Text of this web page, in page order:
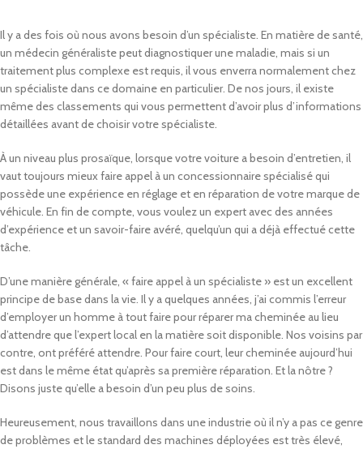
Il y a des fois où nous avons besoin d’un spécialiste. En matière de santé,
un médecin généraliste peut diagnostiquer une maladie, mais si un
traitement plus complexe est requis, il vous enverra normalement chez
un spécialiste dans ce domaine en particulier. De nos jours, il existe
même des classements qui vous permettent d’avoir plus d’informations
détaillées avant de choisir votre spécialiste.
À un niveau plus prosaïque, lorsque votre voiture a besoin d’entretien, il
vaut toujours mieux faire appel à un concessionnaire spécialisé qui
possède une expérience en réglage et en réparation de votre marque de
véhicule. En fin de compte, vous voulez un expert avec des années
d’expérience et un savoir-faire avéré, quelqu’un qui a déjà effectué cette
tâche.
D’une manière générale, « faire appel à un spécialiste » est un excellent
principe de base dans la vie. Il y a quelques années, j’ai commis l’erreur
d’employer un homme à tout faire pour réparer ma cheminée au lieu
d’attendre que l’expert local en la matière soit disponible. Nos voisins par
contre, ont préféré attendre. Pour faire court, leur cheminée aujourd’hui
est dans le même état qu’après sa première réparation. Et la nôtre ?
Disons juste qu’elle a besoin d’un peu plus de soins.
Heureusement, nous travaillons dans une industrie où il n’y a pas ce genre
de problèmes et le standard des machines déployées est très élevé,